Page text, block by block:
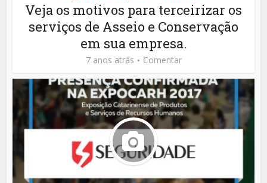
Veja os motivos para terceirizar os
serviços de Asseio e Conservação
em sua empresa.
7 anos atrás Comentar